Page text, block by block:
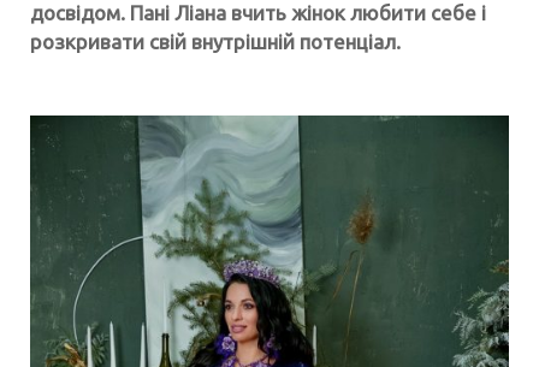
досвідом. Пані Ліана вчить жінок любити себе і
розкривати свій внутрішній потенціал.